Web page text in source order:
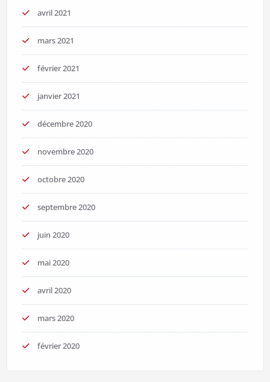
avril 2021
mars 2021
février 2021
janvier 2021
décembre 2020
novembre 2020
octobre 2020
septembre 2020
juin 2020
mai 2020
avril 2020
mars 2020
février 2020